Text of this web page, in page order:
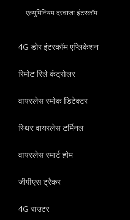
एल्युमिनियम दरवाजा इंटरकॉम
4G डोर इंटरकॉम एप्लिकेशन
रिमोट रिले कंट्रोलर
वायरलेस स्मोक डिटेक्टर
स्थिर वायरलेस टर्मिनल
वायरलेस स्मार्ट होम
जीपीएस ट्रैकर
4G राउटर